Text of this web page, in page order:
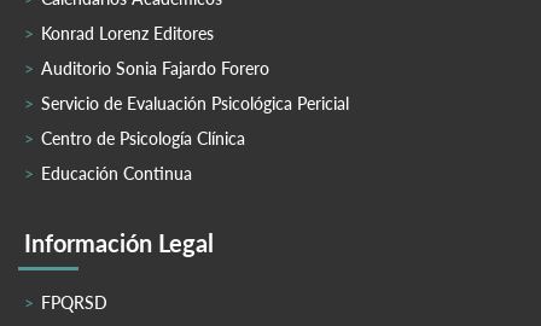
Konrad Lorenz Editores
Auditorio Sonia Fajardo Forero
Servicio de Evaluación Psicológica Pericial
Centro de Psicología Clínica
Educación Continua
Información Legal
FPQRSD